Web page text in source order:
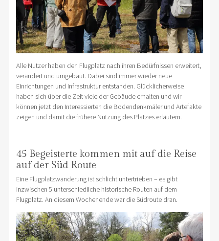
Alle Nutzer haben den Flugplatz nach ihren Bedürfnissen erweitert,
verändert und umgebaut. Dabei sind immer wieder neue
Einrichtungen und Infrastruktur entstanden. Glücklicherweise
haben sich über die Zeit viele der Gebäude erhalten und wir
können jetzt den Interessierten die Bodendenkmäler und Artefakte
zeigen und damit die frühere Nutzung des Platzes erläutern.
45 Begeisterte kommen mit auf die Reise
auf der Süd Route
Eine Flugplatzwanderung ist schlicht untertrieben – es gibt
inzwischen 5 unterschiedliche historische Routen auf dem
Flugplatz. An diesem Wochenende war die Südroute dran.